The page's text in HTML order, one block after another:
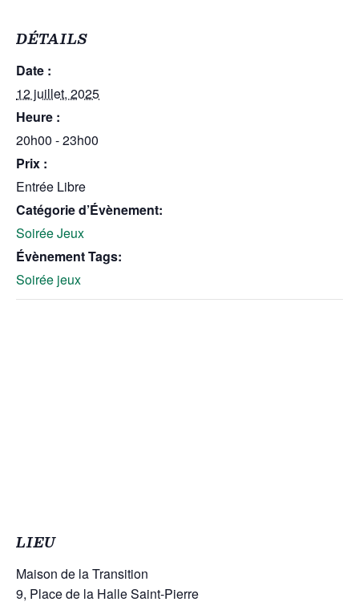
DÉTAILS
Date :
12 juillet, 2025
Heure :
20h00 - 23h00
Prix :
Entrée Libre
Catégorie d’Évènement:
Soirée Jeux
Évènement Tags:
Soirée jeux
LIEU
Maison de la Transition
9, Place de la Halle Saint-Pierre